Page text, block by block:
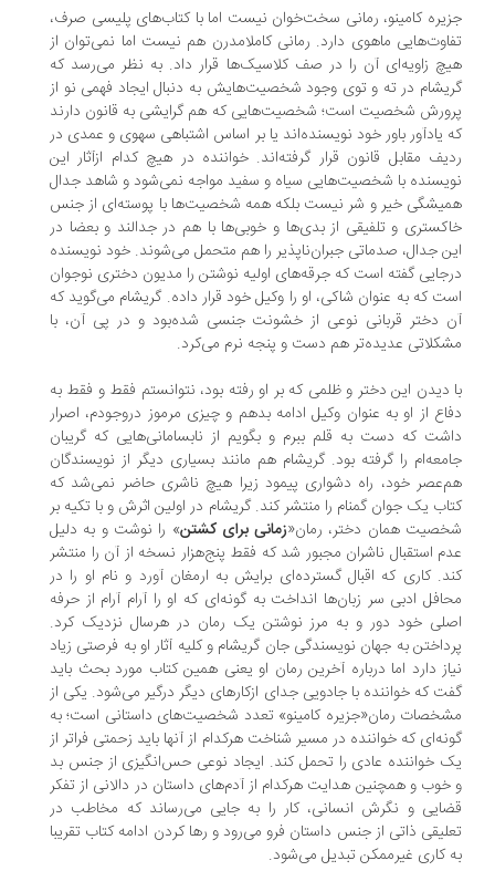
کامینو، رمانی سخت‌خوان نیست اما با کتاب‌های پلیسی صرف،
ماهوی دارد. رمانی کاملامدرن هم نیست اما نمی‌توان از
زاویه‌ای آن را در صف کلاسیک‌ها قرار داد. به نظر می‌رسد که
در ته و توی وجود شخصیت‌هایش به دنبال ایجاد فهمی نو از
شخصیت است؛ شخصیت‌هایی که هم گرایشی به قانون دارند
یادآور باور خود نویسنده‌‌اند یا بر اساس اشتباهی سهوی و عمدی در
مقابل قانون قرار گرفته‌اند. خواننده در هیچ کدام ازآثار این
با شخصیت‌هایی سیاه و سفید مواجه نمی‌شود و شاهد جدال
خیر و شر نیست بلکه همه شخصیت‌ها با پوسته‌ای از جنس
و تلفیقی از بدی‌ها و خوبی‌ها با هم در جدالند و بعضا در
جدال، صدماتی جبران‌ناپذیر را هم متحمل می‌شوند. خود نویسنده
گفته است که جرقه‌های اولیه نوشتن را مدیون دختری نوجوان
که به عنوان شاکی، او را وکیل خود قرار داده. گریشام می‌گوید که
دختر قربانی نوعی از خشونت جنسی شده‌بود و در پی آن، با
عدیده‌تر هم دست و پنجه نرم می‌کرد.
دیدن این دختر و ظلمی که بر او رفته بود، نتوانستم فقط و فقط به
از او به عنوان وکیل ادامه بدهم و چیزی مرموز دروجودم، اصرار
که دست به قلم ببرم و بگویم از نابسامانی‌هایی که گریبان
را گرفته بود. گریشام هم مانند بسیاری دیگر از نویسندگان
خود، راه دشواری پیمود زیرا هیچ ناشری حاضر نمی‌شد که
یک جوان گمنام را منتشر کند. گریشام در اولین اثرش و با تکیه بر
همان دختر، رمان«زمانی برای کشتن » را نوشت و به دلیل
استقبال ناشران مجبور شد که فقط پنج‌هزار نسخه از آن را منتشر
کاری که اقبال گسترده‌ای برایش به ارمغان آورد و نام او را در
ادبی سر زبان‌ها انداخت به گونه‌ای که او را آرام آرام از حرفه
خود دور و به مرز نوشتن یک رمان در هرسال نزدیک کرد.
به جهان نویسندگی جان گریشام و کلیه آثار او به فرصتی زیاد
دارد اما درباره آخرین رمان او یعنی همین کتاب مورد بحث باید
که خواننده با جادویی جدای ازکارهای دیگر درگیر می‌شود. یکی از
رمان«جزیره کامینو» تعدد شخصیت‌های داستانی است؛ به
که خواننده در مسیر شناخت هرکدام از آنها باید زحمتی فراتر از
خواننده عادی را تحمل کند. ایجاد نوعی حس‌انگیزی از جنس بد
و همچنین هدایت هرکدام از آدم‌های داستان در دالانی از تفکر
و نگرش انسانی، کار را به جایی می‌رساند که مخاطب در
ذاتی از جنس داستان فرو می‌رود و رها کردن ادامه کتاب تقریبا
کاری غیرممکن تبدیل می‌شود.